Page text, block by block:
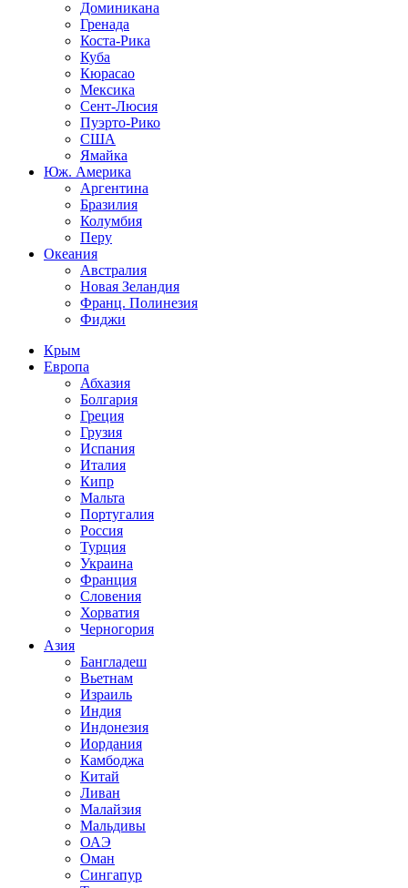
Доминикана
Гренада
Коста-Рика
Куба
Кюрасао
Мексика
Сент-Люсия
Пуэрто-Рико
США
Ямайка
Юж. Америка
Аргентина
Бразилия
Колумбия
Перу
Океания
Австралия
Новая Зеландия
Франц. Полинезия
Фиджи
Крым
Европа
Абхазия
Болгария
Греция
Грузия
Испания
Италия
Кипр
Мальта
Португалия
Россия
Турция
Украина
Франция
Словения
Хорватия
Черногория
Азия
Бангладеш
Вьетнам
Израиль
Индия
Индонезия
Иордания
Камбоджа
Китай
Ливан
Малайзия
Мальдивы
ОАЭ
Оман
Сингапур